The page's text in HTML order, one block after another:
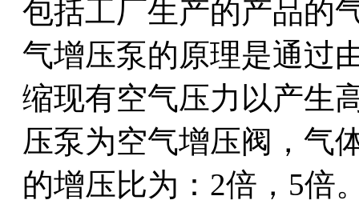
包括工厂生产的产品的
气增压泵的原理是通过
缩现有空气压力以产生
压泵为空气增压阀，气
的增压比为：2倍，5倍